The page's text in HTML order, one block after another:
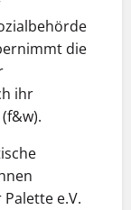
die
ihr
e.V.